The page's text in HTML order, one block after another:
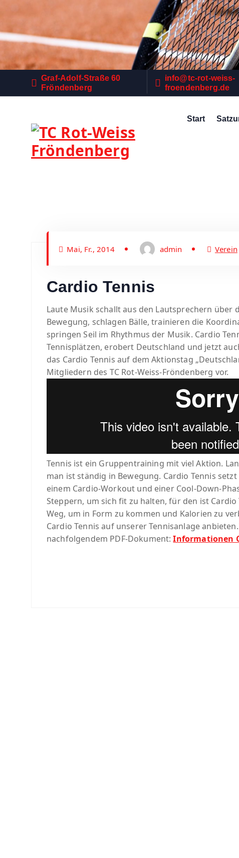
m
I
h
l
Graf-Adolf-Straße 60
Fröndenberg
info@tc-rot-weiss-
froendenberg.de
Start
Mai, Fr., 2014 admin Verein
Cardio Tennis
Laute Musik schallt aus den Lautsprechern über
Bewegung, schlagen Bälle, trainieren die
springen Seil im Rhythmus der Musik. Cardio
Tennisplätzen, erobert Deutschland und jetzt
das Cardio Tennis auf dem Aktionstag
Mitgliedern des TC Rot-Weiss-Fröndenberg vor.
Tennis ist ein Gruppentraining mit viel Aktion.
man ist ständig in Bewegung. Cardio Tennis
einem Cardio-Workout und einer Cool-Down-
Steppern, um sich fit zu halten, für den ist
Weg, um in Form zu kommen und Kalorien zu
Cardio Tennis auf unserer Tennisanlage
nachfolgendem PDF-Dokument:Informationen